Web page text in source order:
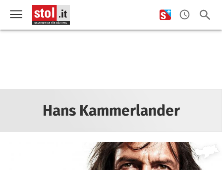
Hans Kammerlander